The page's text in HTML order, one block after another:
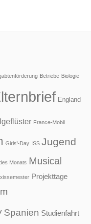
Betriebe Biologie
England
France-Mobil
Girls'-Day ISS Jugend
Monats Musical
Projekttage
Spanien Studienfahrt